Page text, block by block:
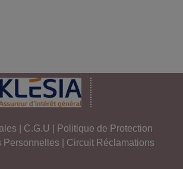
C.G.U
Politique de Protection
Personnelles
Circuit Réclamations